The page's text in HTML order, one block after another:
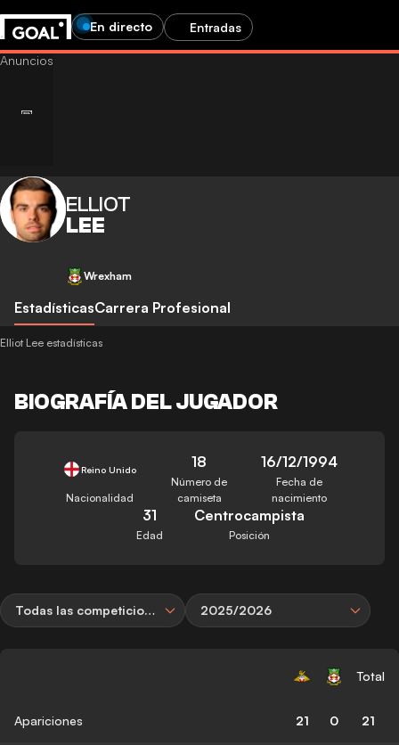
En directo Entradas
ELLIOT
LEE
Wrexham
EstadísticasCarrera Profesional
Elliot Lee estadísticas
BIOGRAFÍA DEL JUGADOR
Reino Unido
Nacionalidad
18
Número de
camiseta
16/12/1994
Fecha de
nacimiento
31
Edad
Centrocampista
Posición
Todas las competiciones 2025/2026
Total
Apariciones 21 0 21